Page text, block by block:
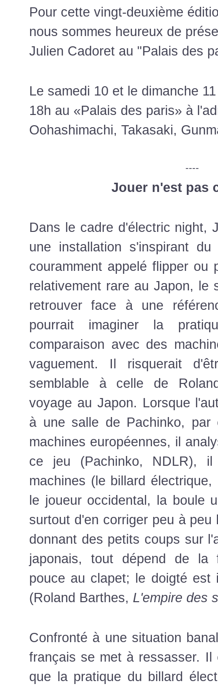
Pour cette vingt-deuxième
nous sommes heureux de
Julien Cadoret au "Palais des
Le samedi 10 et le dimanche
18h au «Palais des paris» à
Oohashimachi, Takasaki,
----
Jouer n'est pas
Dans le cadre d'électric night,
une installation s'inspirant
couramment appelé flipper ou
relativement rare au Japon, le
retrouver face à une
pourrait imaginer la
comparaison avec des
vaguement. Il risquerait
semblable à celle de
voyage au Japon. Lorsque
à une salle de Pachinko, par
machines européennes, il
ce jeu (Pachinko, NDLR),
machines (le billard
le joueur occidental, la boule
surtout d'en corriger peu à
donnant des petits coups sur
japonais, tout dépend de la
pouce au clapet; le doigté
(Roland Barthes, L'empire des
Confronté à une situation
français se met à ressasser. Il
que la pratique du billard